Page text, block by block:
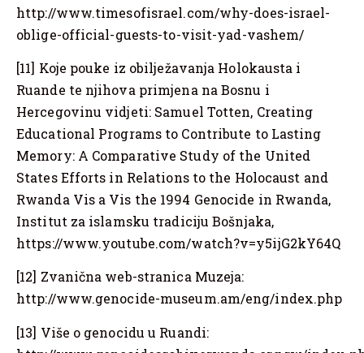
http://www.timesofisrael.com/why-does-israel-
oblige-official-guests-to-visit-yad-vashem/
[11] Koje pouke iz obilježavanja Holokausta i
Ruande te njihova primjena na Bosnu i
Hercegovinu vidjeti: Samuel Totten, Creating
Educational Programs to Contribute to Lasting
Memory: A Comparative Study of the United
States Efforts in Relations to the Holocaust and
Rwanda Vis a Vis the 1994 Genocide in Rwanda,
Institut za islamsku tradiciju Bošnjaka,
https://www.youtube.com/watch?v=y5ijG2kY64Q
[12] Zvanična web-stranica Muzeja:
http://www.genocide-museum.am/eng/index.php
[13] Više o genocidu u Ruandi: